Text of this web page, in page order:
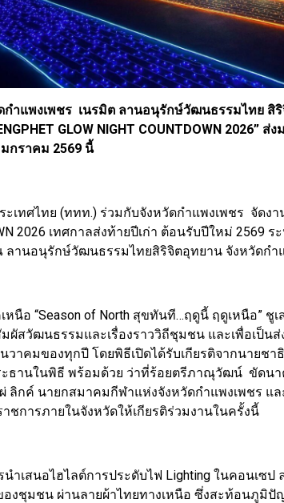
ำแพงเพชร เนรมิต ลานอนุรักษ์วัฒนธรรมไทย สิ
GLOW NIGHT COUNTDOWN 2026”
กราคม 2569 นี้
เทศไทย (ททท.) ร่วมกับจังหวัดกำแพงเพชร จัดงาน
2026 เทศกาลส่งท้ายปีเก่า ต้อนรับปีใหม่ 2569
ลานอนุรักษ์วัฒนธรรมไทยสิริจิตอุทยาน จังหวัดกำ
หนือ “Season of North สุขทันที…ฤดูนี้ ฤดูเหนือ
ผัสวัฒนธรรมและเรื่องราววิถีชุมชน และเพื่อเป็นส่
วาคมของทุกปี โดยพิธีเปิดได้รับเกียรติจากนายช
ะธานในพิธี พร้อมด้วย ว่าที่ร้อยตรีภาณุวัฒน์ ขัดนา
ผ่ ลิกค์ นายกสมาคมกีฬาแห่งจังหวัดกำแพงเพชร
ชการภายในจังหวัดให้เกียรติร่วมงานในครั้งนี้
ำเสนอไฮไลต์การประดับไฟ Lighting ในคอนเซป
งชุมชน ผ่านลายผ้าไทยทางเหนือ ซึ่งสะท้อนภูมิปั